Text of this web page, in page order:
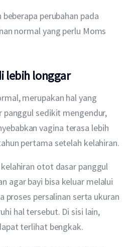
perubahan pada
normal yang perlu Moms
lebih longgar
merupakan hal yang
sedikit mengendur,
vagina terasa lebih
pertama setelah kelahiran.
otot dasar panggul
agar bayi bisa keluar melalui
proses persalinan serta ukuran
hal tersebut. Di sisi lain,
terlihat bengkak.